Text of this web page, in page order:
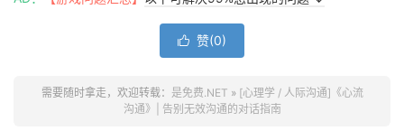
 赞(0)
需要随时拿走，欢迎转载： 是免费.NET » [心理学 / 人际沟通]《心流
沟通》| 告别无效沟通的对话指南